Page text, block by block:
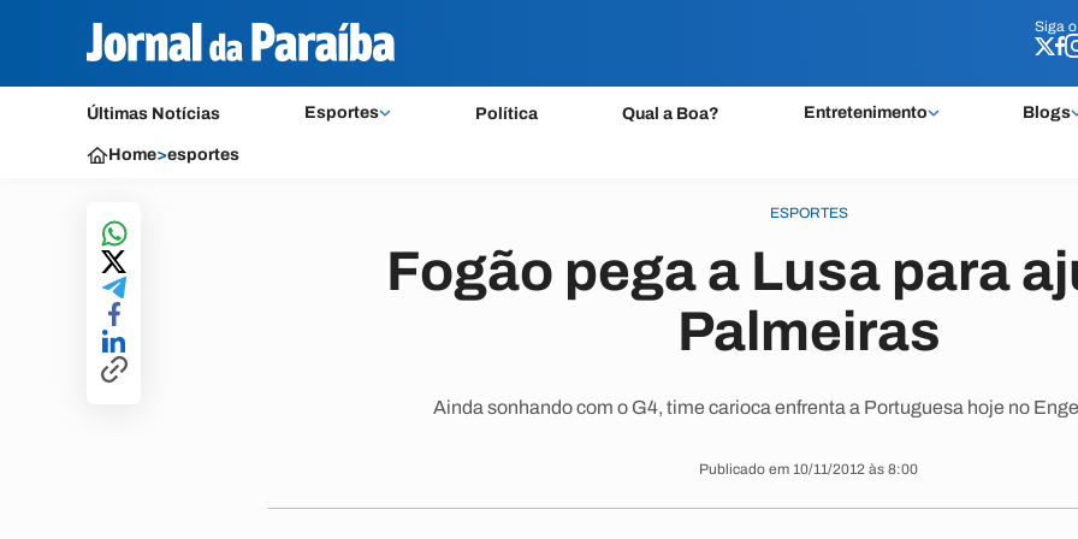
Siga o
Últimas Notícias Esportes Política Qual a Boa? Entretenimento Blogs
Siga o
Home>esportes
ESPORTES
Fogão pega a Lusa para
Palmeiras
Ainda sonhando com o G4, time carioca enfrenta a Portuguesa hoje no
Publicado em 10/11/2012 às 8:00